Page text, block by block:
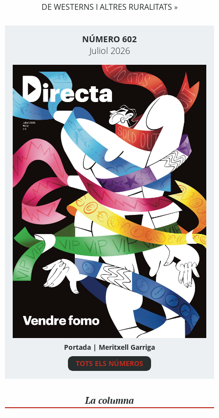
DE WESTERNS I ALTRES RURALITATS »
NÚMERO 602
Juliol 2026
Portada | Meritxell Garriga
TOTS ELS NÚMEROS
La columna